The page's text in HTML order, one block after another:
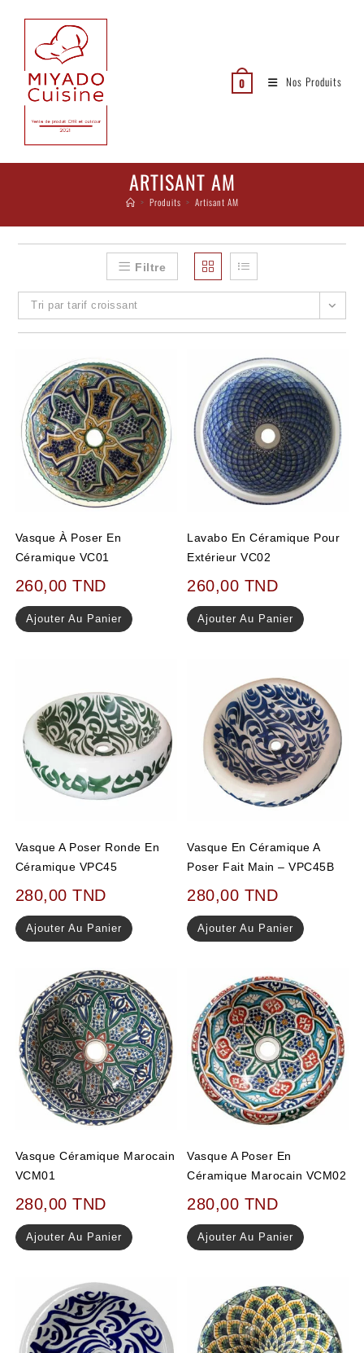
0 Nos Produits
ARTISANT AM
> Produits > Artisant AM
Filtre
Tri par tarif croissant
Vasque À Poser En
Céramique VC01
260,00TND
Ajouter Au Panier
Lavabo En Céramique Pour
Extérieur VC02
260,00 TND
Ajouter Au Panier
Vasque A Poser Ronde En
Céramique VPC45
280,00TND
Ajouter Au Panier
Vasque En Céramique A
Poser Fait Main – VPC45B
280,00 TND
Ajouter Au Panier
Vasque Céramique Marocain
VCM01
280,00TND
Ajouter Au Panier
Vasque A Poser En
Céramique Marocain VCM02
280,00 TND
Ajouter Au Panier